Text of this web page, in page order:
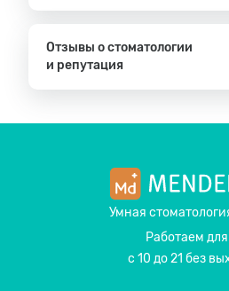
Отзывы о стоматологии
и репутация
Умная
Работаем
с 10 до 21 без